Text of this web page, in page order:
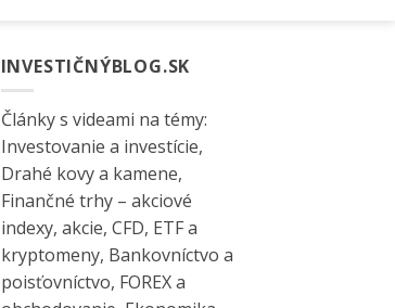
INVESTIČNÝBLOG.SK
Články s videami na témy:
Investovanie a investície,
Drahé kovy a kamene,
Finančné trhy – akciové
indexy, akcie, CFD, ETF a
kryptomeny, Bankovníctvo a
poisťovníctvo, FOREX a